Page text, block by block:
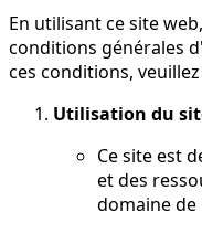
En utilisant ce site
conditions générales
ces conditions,
Utilisation du
Ce site est
et des
domaine de